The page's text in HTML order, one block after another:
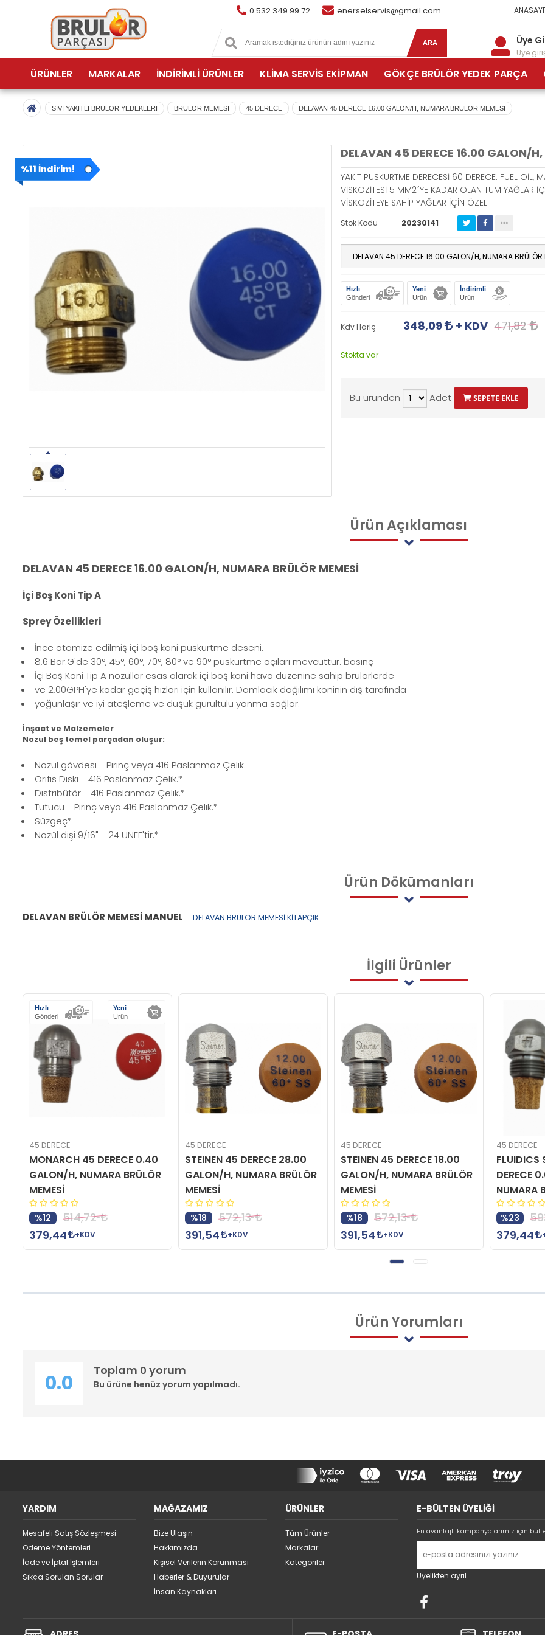
0 532 349 99 72 enerselservis@gmail.com
ARA Üye
Üye
ÜRÜNLER MARKALAR İNDİRİMLİ ÜRÜNLER KLİMA SERVİS EKİPMAN GÖKÇE BRÜLÖR YEDEK PARÇA
SIVI YAKITLI BRÜLÖR YEDEKLERİ BRÜLÖR MEMESİ 45 DERECE DELAVAN 45 DERECE 16.00 GALON/H, NUMARA BRÜLÖR MEMESİ
%11 İndirim!
DELAVAN 45 DERECE 16.00 GALON/
YAKIT PÜSKÜRTME DERECESİ 60 DERECE. FUEL OİL,
VİSKOZİTESİ 5 MM2´YE KADAR OLAN TÜM YAĞLAR
VİSKOZİTEYE SAHİP YAĞLAR İÇİN ÖZEL
Stok Kodu 20230141
Hızlı
Gönderi
Yeni
Ürün
İndirimli
Ürün
Kdv Hariç 348,09 + KDV 471,82
Stokta var
Bu üründen Adet SEPETE EKLE
ÜrünAçıklaması
DELAVAN 45 DERECE 16.00 GALON/H, NUMARA BRÜLÖR MEMESİ
İçi Boş Koni Tip A
Sprey Özellikleri
İnce atomize edilmiş içi boş koni püskürtme deseni.
8,6 Bar.G'de 30°, 45°, 60°, 70°, 80° ve 90° püskürtme açıları mevcuttur. basınç
İçi Boş Koni Tip A nozullar esas olarak içi boş koni hava düzenine sahip brülörlerde
ve 2,00GPH'ye kadar geçiş hızları için kullanılır. Damlacık dağılımı koninin dış tarafında
yoğunlaşır ve iyi ateşleme ve düşük gürültülü yanma sağlar.
İnşaat ve Malzemeler
Nozul beş temel parçadan oluşur:
Nozul gövdesi - Pirinç veya 416 Paslanmaz Çelik.
Orifis Diski - 416 Paslanmaz Çelik.*
Distribütör - 416 Paslanmaz Çelik.*
Tutucu - Pirinç veya 416 Paslanmaz Çelik.*
Süzgeç*
Nozül dişi 9/16" - 24 UNEF'tir.*
Ürün Dökümanları
DELAVAN BRÜLÖR MEMESİ MANUEL - DELAVAN BRÜLÖR MEMESİ KİTAPÇIK
İlgili Ürünler
Hızlı
Gönderi
Yeni
Ürün
45 DERECE
MONARCH 45 DERECE 0.40
GALON/H, NUMARA BRÜLÖR
MEMESİ
%12
514,72
379,44
+KDV
45 DERECE
STEINEN 45 DERECE 28.00
GALON/H, NUMARA BRÜLÖR
MEMESİ
%18
572,13
391,54
+KDV
45 DERECE
STEINEN 45 DERECE 18.00
GALON/H, NUMARA BRÜLÖR
MEMESİ
%18
572,13
391,54
+KDV
45 DERECE
FLUIDICS
DERECE
NUMARA
%23
379,44
ÜrünYorumları
Toplam 0 yorum
Bu ürüne henüz yorum yapılmadı.
0.0
YARDIM
Mesafeli Satış Sözleşmesi
Ödeme Yöntemleri
İade ve İptal İşlemleri
Sıkça Sorulan Sorular
MAĞAZAMIZ
Bize Ulaşın
Hakkımızda
Kişisel Verilerin Korunması
Haberler & Duyurular
İnsan Kaynakları
ÜRÜNLER
Tüm Ürünler
Markalar
Kategoriler
E-BÜLTEN ÜYELİĞİ
En avantajlı kampanyalarımız için
Üyelikten ayrıl